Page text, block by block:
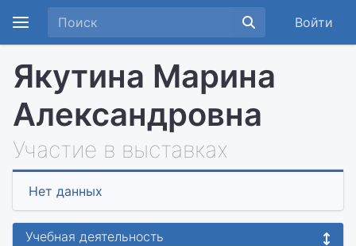
Войти
Якутина Марина
Александровна
Участие в выставках
Нет данных
Учебная деятельность